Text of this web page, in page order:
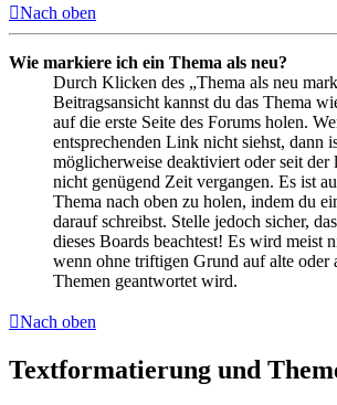
Nach oben
Wie markiere ich ein Thema als neu?
Durch Klicken des „Thema als neu
Beitragsansicht kannst du das Thema
auf die erste Seite des Forums holen.
entsprechenden Link nicht siehst, dann
möglicherweise deaktiviert oder seit
nicht genügend Zeit vergangen. Es ist
Thema nach oben zu holen, indem du
darauf schreibst. Stelle jedoch sicher,
dieses Boards beachtest! Es wird meist
wenn ohne triftigen Grund auf alte oder
Themen geantwortet wird.
Nach oben
Textformatierung und